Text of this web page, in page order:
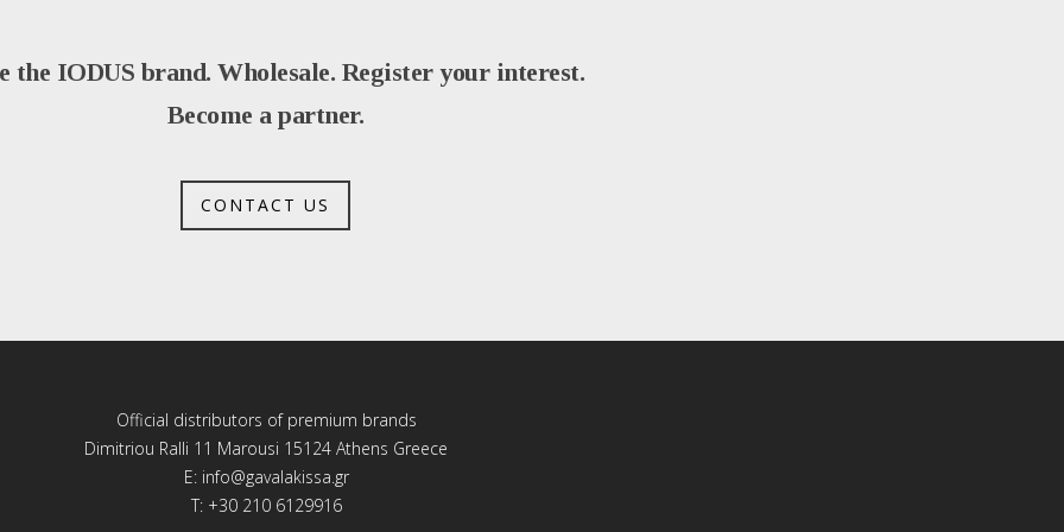
the IODUS brand. Wholesale. Register your interest.
Become a partner.
CONTACT US
Official distributors of premium brands
Dimitriou Ralli 11 Marousi 15124 Athens Greece
E: info@gavalakissa.gr
T: +30 210 6129916